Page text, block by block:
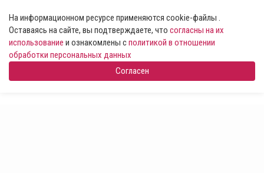
На информационном ресурсе применяются cookie-файлы .
Оставаясь на сайте, вы подтверждаете, что согласны на их
использование и ознакомлены сполитикой в отношении
обработки персональных данных
Согласен